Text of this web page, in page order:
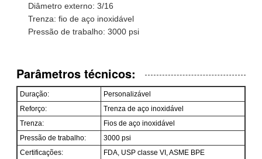
Diâmetro externo: 3/16
Trenza: fio de aço inoxidável
Pressão de trabalho: 3000 psi
Parâmetros técnicos:
Duração:
Personalizável
Reforço:
Trenza de aço inoxidável
Trenza:
Fios de aço inoxidável
Pressão de trabalho:
3000 psi
Certificações:
FDA, USP classe VI, ASME BPE